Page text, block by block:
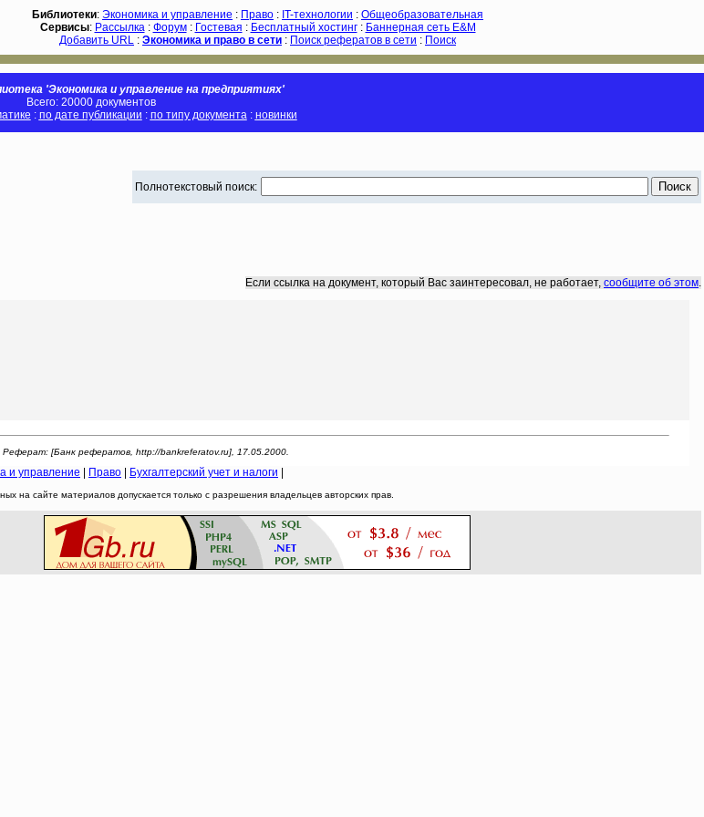
Библиотеки: Экономика и управление : Право : IT-технологии : Общеобразовательная
Сервисы: Рассылка: Форум: Гостевая : Бесплатный хостинг: Баннерная сеть E&M
Добавить URL : Экономика и право в сети : Поиск рефератов в сети : Поиск
'Экономика и управление на предприятиях'
Всего: 20000 документов
: по дате публикации : по типу документа: новинки
Полнотекстовый поиск:
Если ссылка на документ, который Вас заинтересовал, не работает, сообщите об этом.
[Банк рефератов, http://bankreferatov.ru], 17.05.2000.
и управление Право Бухгалтерский учет и налоги
на сайте материалов допускается только с разрешения владельцев авторских прав.